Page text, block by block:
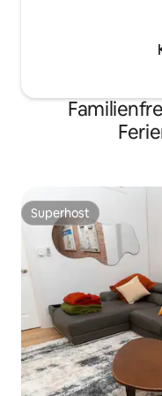
Superhost
Superhost